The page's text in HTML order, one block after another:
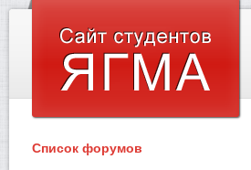
Список форумов